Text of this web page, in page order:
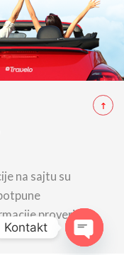
na sajtu su
proverite
Kontakt